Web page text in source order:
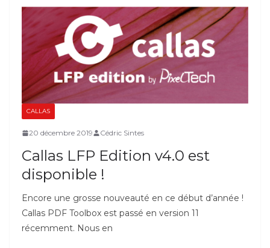
CALLAS
20 décembre 2019 Cédric Sintes
Callas LFP Edition v4.0 est
disponible !
Encore une grosse nouveauté en ce début d’année !
Callas PDF Toolbox est passé en version 11
récemment. Nous en